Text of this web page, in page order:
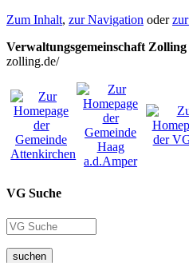
Zum Inhalt, zur Navigation oder
Verwaltungsgemeinschaft Zolling
zolling.de/
VG Suche
suchen